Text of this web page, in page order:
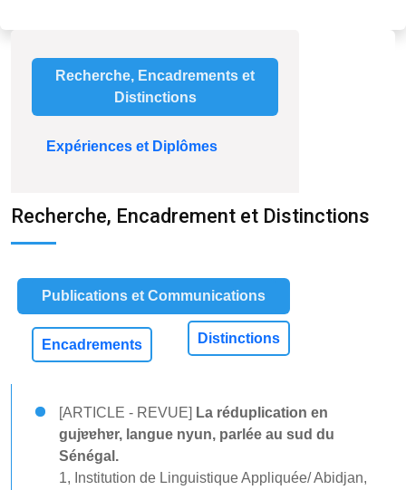
Recherche, Encadrements et
Distinctions
Expériences et Diplômes
Recherche, Encadrement et Distinctions
Publications et Communications
Encadrements Distinctions
[ARTICLE - REVUE] La réduplication en
gujɐɐhɐr, langue nyun, parlée au sud du
Sénégal.
1, Institution de Linguistique Appliquée/ Abidjan,